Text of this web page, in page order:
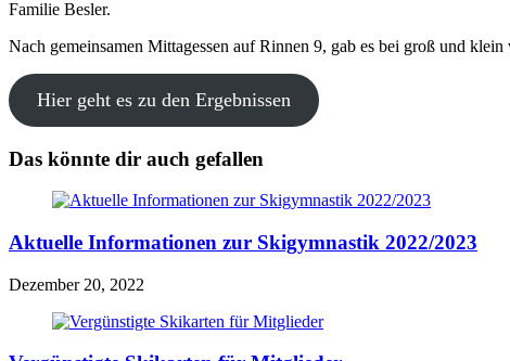
Familie Besler.
Nach gemeinsamen Mittagessen auf Rinnen 9, gab es bei groß und
Hier geht es zu den Ergebnissen
Das könnte dir auch gefallen
Aktuelle Informationen zur Skigymnastik 2022/2023
Dezember 20, 2022